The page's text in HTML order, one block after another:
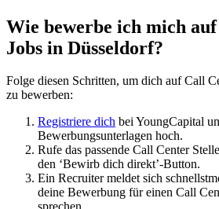
Wie bewerbe ich mich
Jobs in Düsseldorf?
Folge diesen Schritten, um dich auf Call
zu bewerben:
Registriere dich bei YoungCapital
Bewerbungsunterlagen hoch.
Rufe das passende Call Center
den ‘Bewirb dich direkt’-Button.
Ein Recruiter meldet sich
deine Bewerbung für einen Call